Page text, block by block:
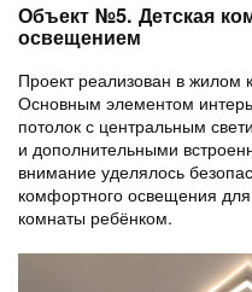
Объект №5. Детская
освещением
Проект реализован в жилом
Основным элементом
потолок с центральным
и дополнительными
внимание уделялось
комфортного освещения
комнаты ребёнком.